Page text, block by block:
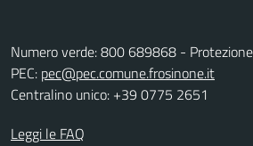
Numero verde: 800 689868 -
PEC: pec@pec.comune.frosinone.it
Centralino unico: +39 0775 2651
Leggi le FAQ